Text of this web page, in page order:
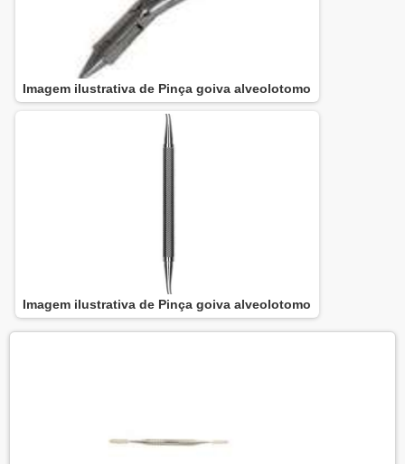
Imagem ilustrativa de Pinça goiva alveolotomo
Imagem ilustrativa de Pinça goiva alveolotomo